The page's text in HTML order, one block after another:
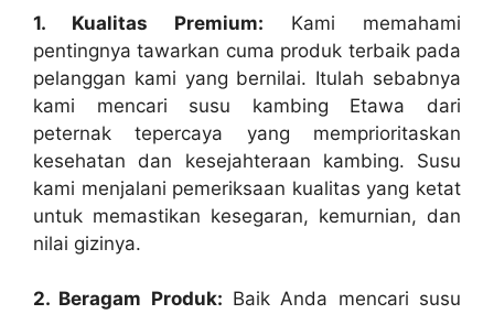
1. Kualitas Premium: Kami memahami
pentingnya tawarkan cuma produk terbaik pada
pelanggan kami yang bernilai. Itulah sebabnya
kami mencari susu kambing Etawa dari
peternak tepercaya yang memprioritaskan
kesehatan dan kesejahteraan kambing. Susu
kami menjalani pemeriksaan kualitas yang ketat
untuk memastikan kesegaran, kemurnian, dan
nilai gizinya.
2. Beragam Produk: Baik Anda mencari susu